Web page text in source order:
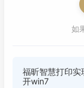
如
福昕智慧打印实
开win7